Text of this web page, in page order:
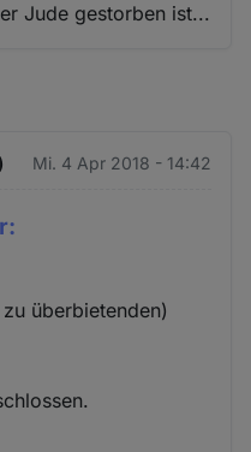
Jude gestorben ist...
Mi. 4 Apr 2018 - 14:42
überbietenden)